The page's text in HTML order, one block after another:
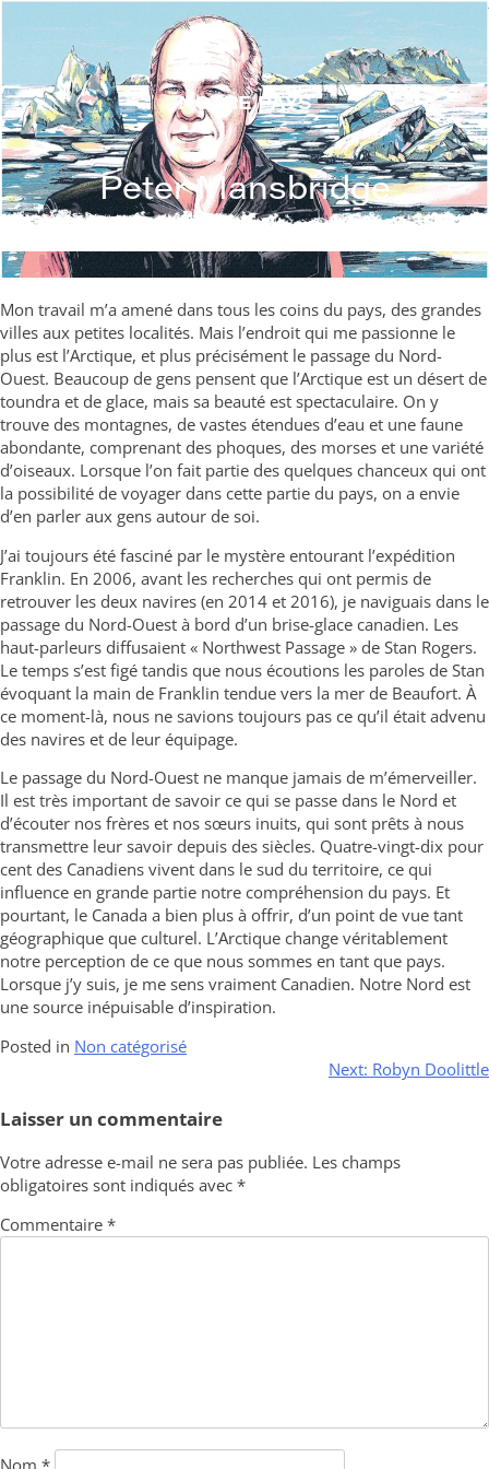
NOTRE PAYS
Peter Mansbridge
Mon travail m’a amené dans tous les coins du pays, des grandes
villes aux petites localités. Mais l’endroit qui me passionne le
plus est l’Arctique, et plus précisément le passage du Nord-
Ouest. Beaucoup de gens pensent que l’Arctique est un désert de
toundra et de glace, mais sa beauté est spectaculaire. On y
trouve des montagnes, de vastes étendues d’eau et une faune
abondante, comprenant des phoques, des morses et une variété
d’oiseaux. Lorsque l’on fait partie des quelques chanceux qui ont
la possibilité de voyager dans cette partie du pays, on a envie
d’en parler aux gens autour de soi.
J’ai toujours été fasciné par le mystère entourant l’expédition
Franklin. En 2006, avant les recherches qui ont permis de
retrouver les deux navires (en 2014 et 2016), je naviguais dans le
passage du Nord-Ouest à bord d’un brise-glace canadien. Les
haut-parleurs diffusaient « Northwest Passage » de Stan Rogers.
Le temps s’est figé tandis que nous écoutions les paroles de Stan
évoquant la main de Franklin tendue vers la mer de Beaufort. À
ce moment-là, nous ne savions toujours pas ce qu’il était advenu
des navires et de leur équipage.
Le passage du Nord-Ouest ne manque jamais de m’émerveiller.
Il est très important de savoir ce qui se passe dans le Nord et
d’écouter nos frères et nos sœurs inuits, qui sont prêts à nous
transmettre leur savoir depuis des siècles. Quatre-vingt-dix pour
cent des Canadiens vivent dans le sud du territoire, ce qui
influence en grande partie notre compréhension du pays. Et
pourtant, le Canada a bien plus à offrir, d’un point de vue tant
géographique que culturel. L’Arctique change véritablement
notre perception de ce que nous sommes en tant que pays.
Lorsque j’y suis, je me sens vraiment Canadien. Notre Nord est
une source inépuisable d’inspiration.
Posted in Non catégorisé
de
Next: Robyn Doolittle
Laisser un commentaire
Votre adresse e-mail ne sera pas publiée. Les champs
obligatoires sont indiqués avec*
Commentaire*